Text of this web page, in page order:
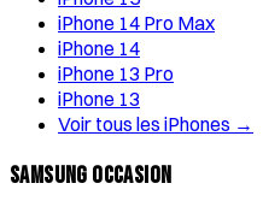
iPhone 14 Pro Max
iPhone 14
iPhone 13 Pro
iPhone 13
Voir tous les iPhones →
Samsung Occasion